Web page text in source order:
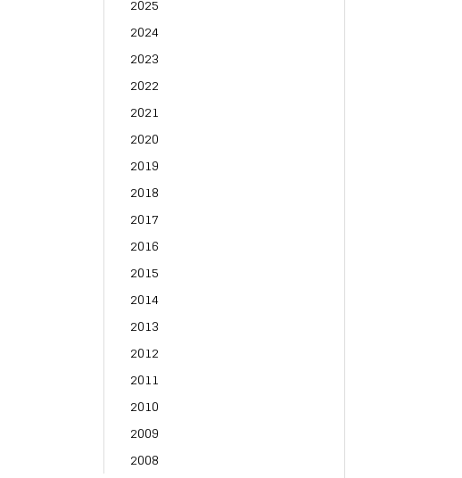
2025
2024
2023
2022
2021
2020
2019
2018
2017
2016
2015
2014
2013
2012
2011
2010
2009
2008